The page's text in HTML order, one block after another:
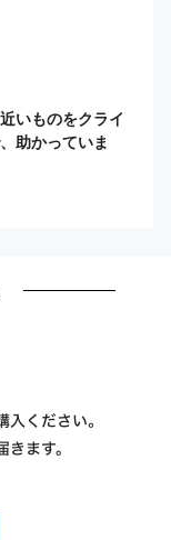
いものをクライ
助かっていま